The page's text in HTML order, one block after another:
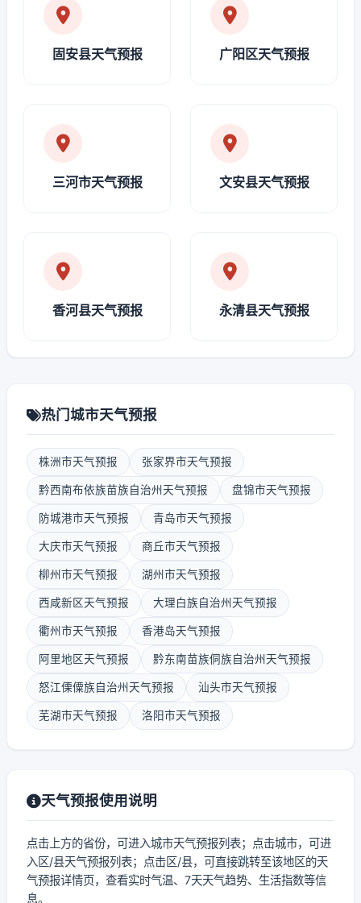
固安县天气预报 广阳区天气预报
三河市天气预报 文安县天气预报
香河县天气预报 永清县天气预报
热门城市天气预报
株洲市天气预报 张家界市天气预报
黔西南布依族苗族自治州天气预报 盘锦市天气预报
防城港市天气预报 青岛市天气预报
大庆市天气预报 商丘市天气预报
柳州市天气预报 湖州市天气预报
西咸新区天气预报 大理白族自治州天气预报
衢州市天气预报 香港岛天气预报
阿里地区天气预报 黔东南苗族侗族自治州天气预报
怒江傈僳族自治州天气预报 汕头市天气预报
芜湖市天气预报 洛阳市天气预报
天气预报使用说明
点击上方的省份，可进入城市天气预报列表；点击城市，可进
入区/县天气预报列表；点击区/县，可直接跳转至该地区的天
气预报详情页，查看实时气温、7天天气趋势、生活指数等信
息。